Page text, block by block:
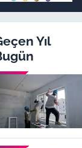
Yıl